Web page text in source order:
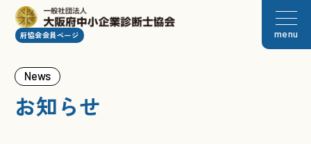
府協会会員ページ menu
News
お知らせ